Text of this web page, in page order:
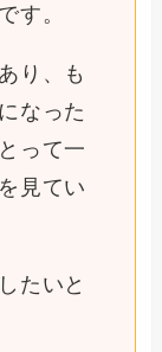
す。
り、も
なった
って一
見てい
たいと